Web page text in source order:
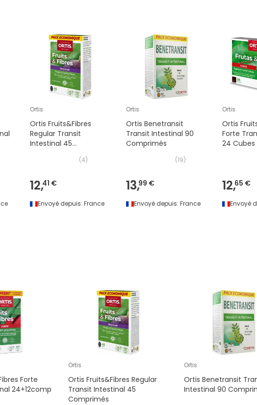
Ortis
Ortis Fruits&Fibres
Regular Transit
Intestinal 45
(4)
12,41 €
Envoyé depuis: France
Ortis
Ortis Benetransit
Transit Intestinal 90
Comprimés
(19)
13,99 €
Envoyé depuis: France
Ortis
Ortis
Forte
24 Cubes
12,65 €
Envoyé
Forte
24+12comp
Ortis
Ortis Fruits&Fibres Regular
Transit Intestinal 45
Comprimés
Ortis
Ortis Benetransit
Intestinal 90